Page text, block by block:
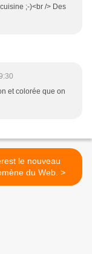
;-)<br /> Des
et colorée que on
le nouveau
phénomène du Web. >